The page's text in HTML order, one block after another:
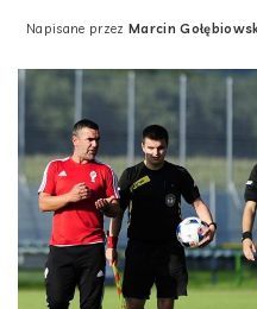
Posted
Napisane przez Marcin